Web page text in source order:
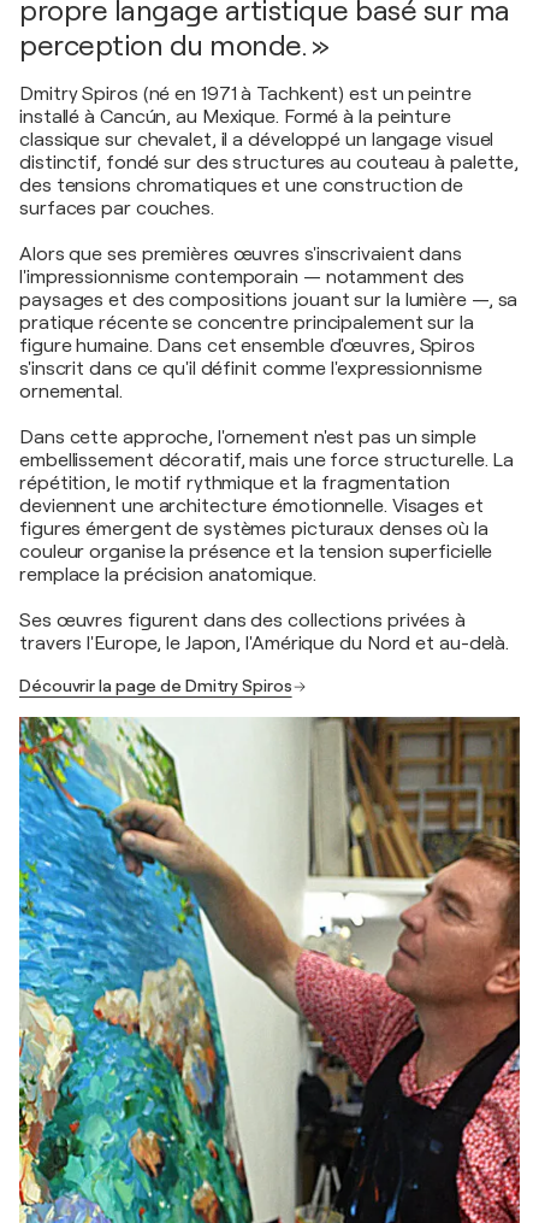
propre langage artistique basé sur ma
perception du monde. »
Dmitry Spiros (né en 1971 à Tachkent) est un peintre
installé à Cancún, au Mexique. Formé à la peinture
classique sur chevalet, il a développé un langage visuel
distinctif, fondé sur des structures au couteau à palette,
des tensions chromatiques et une construction de
surfaces par couches.
Alors que ses premières œuvres s'inscrivaient dans
l'impressionnisme contemporain — notamment des
paysages et des compositions jouant sur la lumière —, sa
pratique récente se concentre principalement sur la
figure humaine. Dans cet ensemble d'œuvres, Spiros
s'inscrit dans ce qu'il définit comme l'expressionnisme
ornemental.
Dans cette approche, l'ornement n'est pas un simple
embellissement décoratif, mais une force structurelle. La
répétition, le motif rythmique et la fragmentation
deviennent une architecture émotionnelle. Visages et
figures émergent de systèmes picturaux denses où la
couleur organise la présence et la tension superficielle
remplace la précision anatomique.
Ses œuvres figurent dans des collections privées à
travers l'Europe, le Japon, l'Amérique du Nord et au-delà.
Découvrir la page de Dmitry Spiros